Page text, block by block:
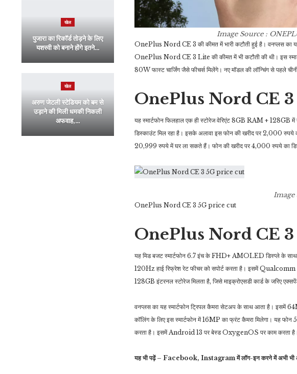
Image Source :
OnePlus Nord CE 3 की कीमत में भारी कटौती हुई है। वनप्लस का
OnePlus Nord CE 3 Lite की कीमत में भी कटौती की थी। इस
80W फास्ट चार्जिंग जैसे फीचर्स मिलेंगे। नए मॉडल की लॉन्चिंग से पहले
OnePlus Nord CE 3
यह स्मार्टफोन फिलहाल एक ही स्टोरेज वेरिएंट 8GB RAM +
डिस्काउंट मिल रहा है। इसके अलावा इस फोन की खरीद पर 2,000
20,999 रुपये में घर ला सकते हैं। फोन की खरीद पर 4,000 रुपये का
Image
OnePlus Nord CE 3 5G price cut
OnePlus Nord CE 3
यह मिड बजट स्मार्टफोन 6.7 इंच के FHD+ AMOLED डिस्प्ले के
120Hz हाई रिफ्रेश रेट फीचर को सपोर्ट करता है। इसमें
128GB इंटरनल स्टोरेज मिलता है, जिसे माइक्रोएसडी कार्ड के जरिए
वनप्लस का यह स्मार्टफोन ट्रिपल कैमरा सेटअप के साथ आता है। इसमें
कॉलिंग के लिए इस स्मार्टफोन में 16MP का फ्रंट कैमरा मिलेगा। यह
करता है। इसमें Android 13 पर बेस्ड OxygenOS पर काम करता
यह भी पढ़ें – Facebook, Instagram में लॉग-इन करने में अभी भी आ
खेल
पुजारा का रिकॉर्ड तोड़ने के लिए
यशस्वी को बनाने होंगे इतने…
खेल
अरुण जेटली स्टेडियम को बम से
उड़ाने की मिली धमकी निकली
अफवाह,…